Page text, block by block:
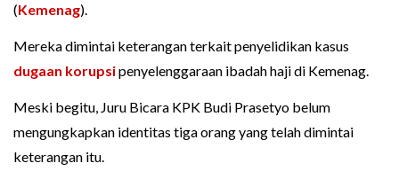
(Kemenag).
Mereka dimintai keterangan terkait penyelidikan kasus
dugaan korupsipenyelenggaraan ibadah haji di Kemenag.
Meski begitu, Juru Bicara KPK Budi Prasetyo belum
mengungkapkan identitas tiga orang yang telah dimintai
keterangan itu.